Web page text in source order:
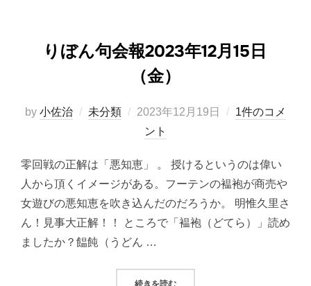
りぼん句会報2023年12月15日
（金）
by 小佐治 未分類
投
稿
2023年12月19日
1件のコメ
ント
零回戦の正解は「悪知恵」 。 授けるというのは偉い
人から頂くイメージがある。フーテンの褞袍が商売や
女遊びの悪知恵を吹き込んだのだろうか。 明惟久里さ
ん！見事大正解！！ ところで「褞袍（どてら）」読め
ましたか？饂飩（うどん …
“りぼん句会報2023年12月15日（金